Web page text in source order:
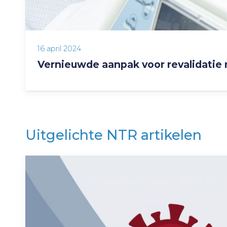
16 april 2024
Vernieuwde aanpak voor revalidatie
Uitgelichte NTR artikelen